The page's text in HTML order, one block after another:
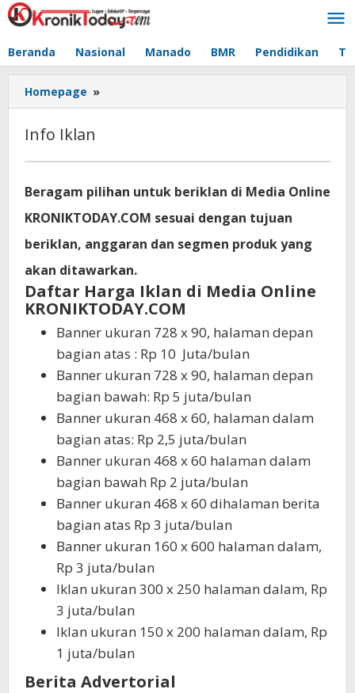
Lewati
ke
Beranda Nasional Manado BMR Pendidikan
Homepage »
Iklan
Info Iklan
17,
oleh
Refandra
Beragam pilihan untuk beriklan di Media Online
KRONIKTODAY.COM sesuai dengan tujuan
beriklan, anggaran dan segmen produk yang
akan ditawarkan.
Daftar Harga Iklan di Media Online
KRONIKTODAY.COM
Banner ukuran 728 x 90, halaman depan
bagian atas : Rp 10 Juta/bulan
Banner ukuran 728 x 90, halaman depan
bagian bawah: Rp 5 juta/bulan
Banner ukuran 468 x 60, halaman dalam
bagian atas: Rp 2,5 juta/bulan
Banner ukuran 468 x 60 halaman dalam
bagian bawah Rp 2 juta/bulan
Banner ukuran 468 x 60 dihalaman berita
bagian atas Rp 3 juta/bulan
Banner ukuran 160 x 600 halaman dalam,
Rp 3 juta/bulan
Iklan ukuran 300 x 250 halaman dalam, Rp
3 juta/bulan
Iklan ukuran 150 x 200 halaman dalam, Rp
1 juta/bulan
Berita Advertorial